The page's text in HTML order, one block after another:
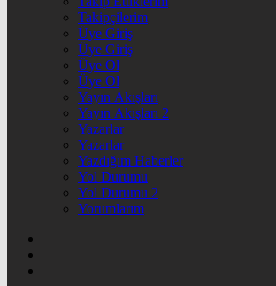
Takipçilerim
Üye Giriş
Üye Giriş
Üye Ol
Üye Ol
Yayın Akışları
Yayın Akışları 2
Yazarlar
Yazarlar
Yazdığım Haberler
Yol Durumu
Yol Durumu 2
Yorumlarım